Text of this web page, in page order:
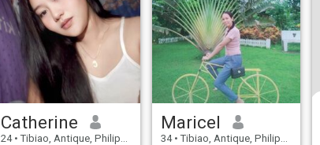
Catherine
24 • Tibiao, Antique, Philippinen
Maricel
34 • Tibiao, Antique, Philippinen